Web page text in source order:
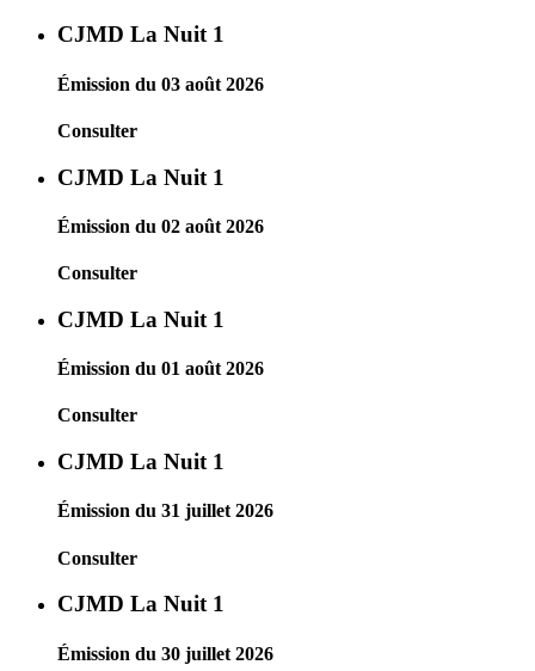
CJMD La Nuit 1
Émission du 03 août 2026
Consulter
CJMD La Nuit 1
Émission du 02 août 2026
Consulter
CJMD La Nuit 1
Émission du 01 août 2026
Consulter
CJMD La Nuit 1
Émission du 31 juillet 2026
Consulter
CJMD La Nuit 1
Émission du 30 juillet 2026